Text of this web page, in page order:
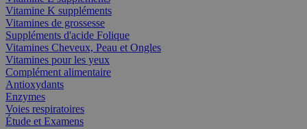
Vitamine K suppléments
Vitamines de grossesse
Suppléments d'acide Folique
Vitamines Cheveux, Peau et Ongles
Vitamines pour les yeux
Complément alimentaire
Antioxydants
Enzymes
Voies respiratoires
Étude et Examens